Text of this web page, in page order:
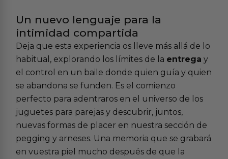
Un nuevo lenguaje para la
intimidad compartida
Deja que esta experiencia os lleve más allá de lo
habitual, explorando los límites de la entrega y
el control en un baile donde quien guía y quien
se abandona se funden. Es el comienzo
perfecto para adentraros en el universo de los
juguetes para parejas y descubrir, juntos,
nuevas formas de placer en nuestra sección de
pegging y arneses. Una memoria que se grabará
en vuestra piel mucho después de que la